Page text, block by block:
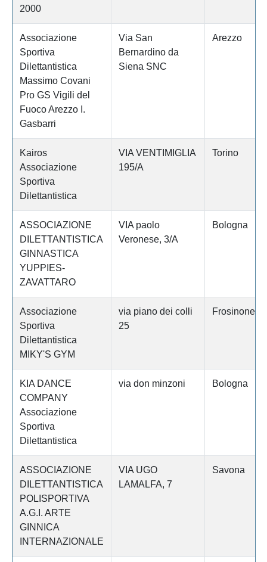
2000
Associazione
Sportiva
Dilettantistica
Massimo Covani
Pro GS Vigili del
Fuoco Arezzo I.
Gasbarri
Via San
Bernardino da
Siena SNC
Arezzo
Kairos
Associazione
Sportiva
Dilettantistica
VIA VENTIMIGLIA
195/A
Torino
ASSOCIAZIONE
DILETTANTISTICA
GINNASTICA
YUPPIES-
ZAVATTARO
VIA paolo
Veronese, 3/A
Bologna
Associazione
Sportiva
Dilettantistica
MIKY'S GYM
via piano dei colli
25
Frosinone
KIA DANCE
COMPANY
Associazione
Sportiva
Dilettantistica
via don minzoni Bologna
ASSOCIAZIONE
DILETTANTISTICA
POLISPORTIVA
A.G.I. ARTE
GINNICA
INTERNAZIONALE
VIA UGO
LAMALFA, 7
Savona